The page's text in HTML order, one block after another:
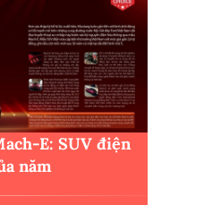
E: SUV điện
năm